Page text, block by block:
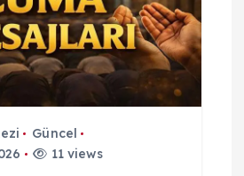
Güncel
11 views